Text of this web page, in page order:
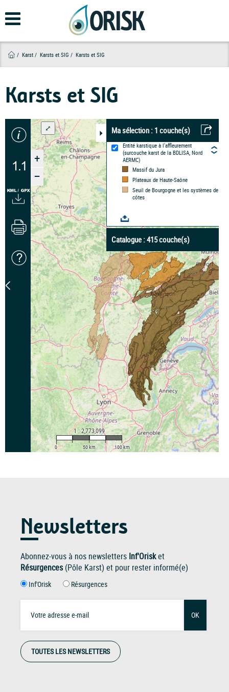
au
contenu
Karst Karsts et SIG Karsts et SIG
Karsts et SIG
+
–
Ma sélection : 1 couche(s)
Entité karstique à l'affleurement
(surcouche karst de la BDLISA, Nord
AERMC)
Massif du Jura
Plateaux de Haute-Saône
Seuil de Bourgogne et les systèmes de
côtes
Catalogue :415couche(s)
⤢
1 : 2,773,099
0 50 km 100 km
Newsletters
Abonnez-vous à nos newsletters Inf'Orisket
Résurgences(Pôle Karst) et pour rester informé(e)
Inf'Orisk Résurgences
OK
TOUTES LES NEWSLETTERS